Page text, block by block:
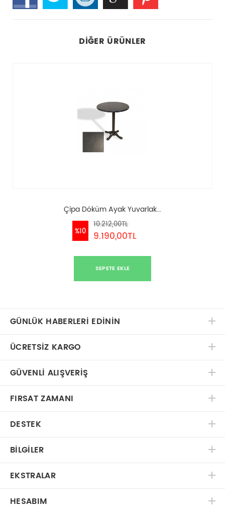
DIĞER ÜRÜNLER
Çipa Döküm Ayak Yuvarlak...
%10
10.212,00TL
9.190,00TL
SEPETE EKLE
GÜNLÜK HABERLERİ EDİNİN
ÜCRETSIZ KARGO
GÜVENLI ALIŞVERIŞ
FIRSAT ZAMANI
DESTEK
BILGILER
EKSTRALAR
HESABIM